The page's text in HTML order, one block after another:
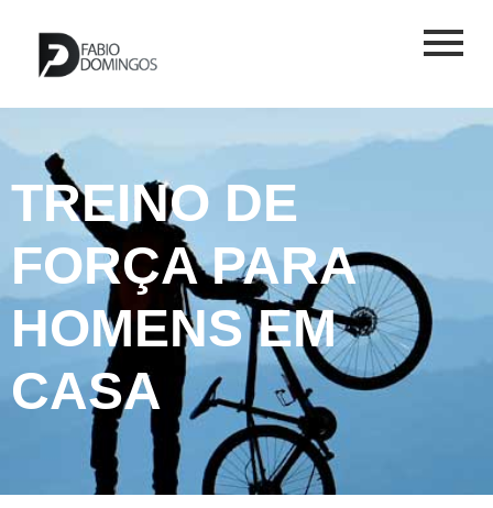
TREINO DE
FORÇA PARA
HOMENS EM
CASA